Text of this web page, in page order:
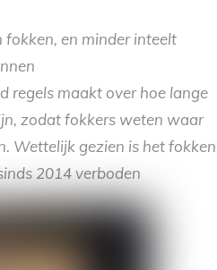
fokken, en minder inteelt
regels maakt over hoe lange
zodat fokkers weten waar
Wettelijk gezien is het fokken
2014 verboden